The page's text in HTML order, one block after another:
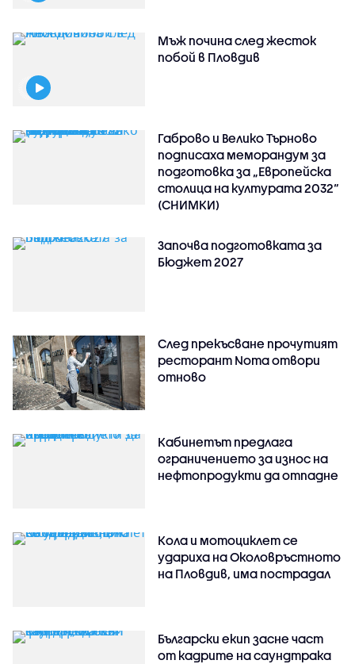
Мъж почина след жесток
побой в Пловдив
Габрово и Велико Търново
подписаха меморандум за
подготовка за „Европейска
столица на културата 2032“
(СНИМКИ)
Започва подготовката за
Бюджет 2027
След прекъсване прочутият
ресторант Noma отвори
отново
Кабинетът предлага
ограничението за износ на
нефтопродукти да отпадне
Кола и мотоциклет се
удариха на Околовръстното
на Пловдив, има пострадал
Български екип засне част
от кадрите на саундтрака